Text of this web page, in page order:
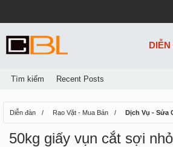
Diễn đàn Rao Vặt - Mua Bán Dịch Vụ - Sửa
50kg giấy vụn cắt sợi nhỏ
Tìm kiếm Recent Posts